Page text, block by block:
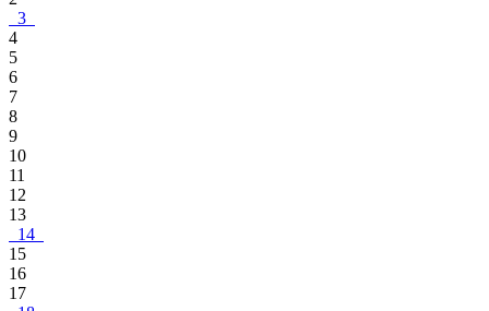
3
4
5
6
7
8
9
10
11
12
13
14
15
16
17